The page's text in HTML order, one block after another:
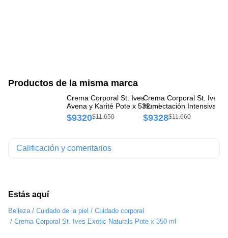
Estás aquí
Belleza / Cuidado de la piel / Cuidado corporal
/ Crema Corporal St. Ives Exotic Naturals Pote x 350 ml
Productos de la misma marca
Crema Corporal St. Ives
Avena y Karité Pote x 532 ml
$9320$11.650
Crema Corporal St. Ives
Humectación Intensiva
532 ml
$9328$11.660
Calificación y comentarios